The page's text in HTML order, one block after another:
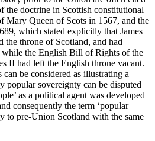
the doctrine in Scottish constitutional
Mary Queen of Scots in 1567, and the
which stated explicitly that James
the throne of Scotland, and had
while the English Bill of Rights of the
II had left the English throne vacant.
be considered as illustrating a
popular sovereignty can be disputed
as a political agent was developed
consequently the term ‘popular
to pre-Union Scotland with the same